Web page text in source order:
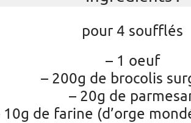
pour 4 soufflés
– 1 oeuf
– 200g de brocolis
– 20g de
10g de farine (d’orge